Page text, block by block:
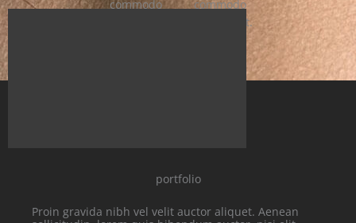
commodo
commodo
consequat.
portfolio
Proin gravida nibh vel velit auctor aliquet. Aenean